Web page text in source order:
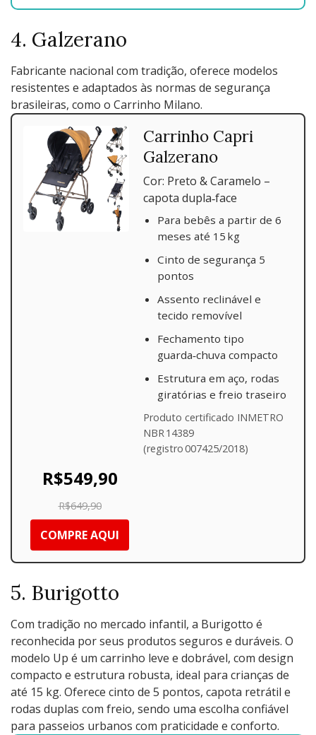
4. Galzerano
Fabricante nacional com tradição, oferece modelos
resistentes e adaptados às normas de segurança
brasileiras, como o Carrinho Milano.
Carrinho Capri
Galzerano
Cor: Preto & Caramelo –
capota dupla‑face
Para bebês a partir de 6
meses até 15 kg
Cinto de segurança 5
pontos
Assento reclinável e
tecido removível
Fechamento tipo
guarda‑chuva compacto
Estrutura em aço, rodas
giratórias e freio traseiro
Produto certificado INMETRO
NBR 14389
(registro 007425/2018)
R$549,90
R$649,90
COMPRE AQUI
5. Burigotto
Com tradição no mercado infantil, a Burigotto é
reconhecida por seus produtos seguros e duráveis. O
modelo Up é um carrinho leve e dobrável, com design
compacto e estrutura robusta, ideal para crianças de
até 15 kg. Oferece cinto de 5 pontos, capota retrátil e
rodas duplas com freio, sendo uma escolha confiável
para passeios urbanos com praticidade e conforto.